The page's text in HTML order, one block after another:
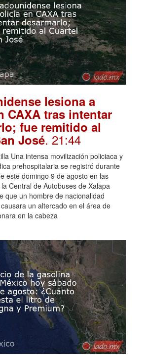
lesiona a
CAXA tras intentar
fue remitido al
José. 21:44
Una intensa movilización policiaca y
prehospitalaria se registró durante
este domingo 9 de agosto en las
Central de Autobuses de Xalapa
que un hombre de nacionalidad
un altercado en el área de
en la cabeza